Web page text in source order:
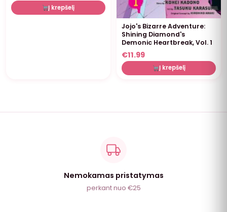
Į krepšelį
Jojo's Bizarre Adventure:
Shining Diamond's
Demonic Heartbreak, Vol. 1
€11.99
Į krepšelį
Nemokamas pristatymas
perkant nuo €25